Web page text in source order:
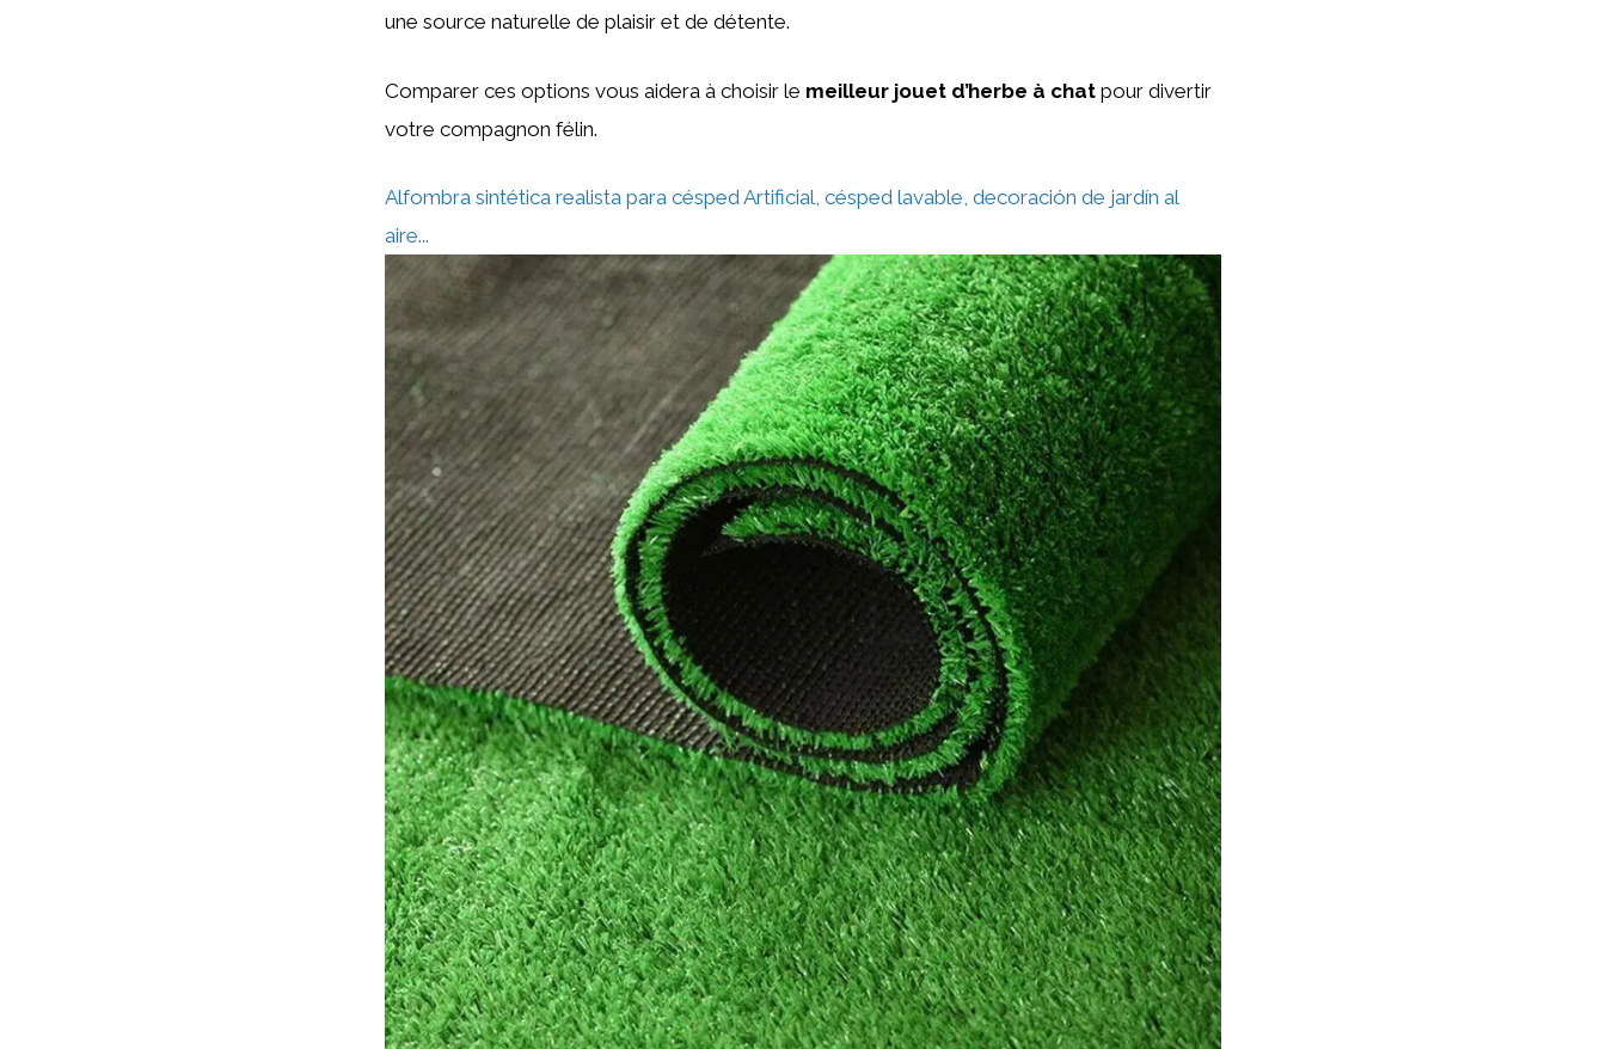
une source naturelle de plaisir et de détente.
Comparer ces options vous aidera à choisir le meilleur jouet d’herbe à chat pour divertir
votre compagnon félin.
Alfombra sintética realista para césped Artificial, césped lavable, decoración de jardín al
aire...